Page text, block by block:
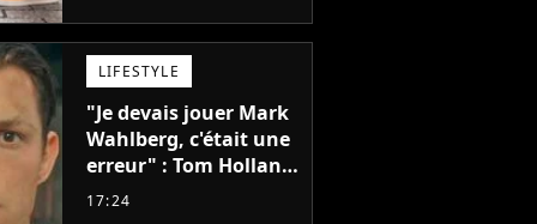
et je ne sais pas quoi
en penser
LIFESTYLE
"Je devais jouer Mark
Wahlberg, c'était une
erreur" : Tom Holland,
la star de Spider-Man,
17:24